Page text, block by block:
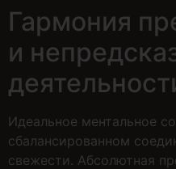
Гармония
и
Идеальное ментальное
сбалансированном
свежести. Абсолютная